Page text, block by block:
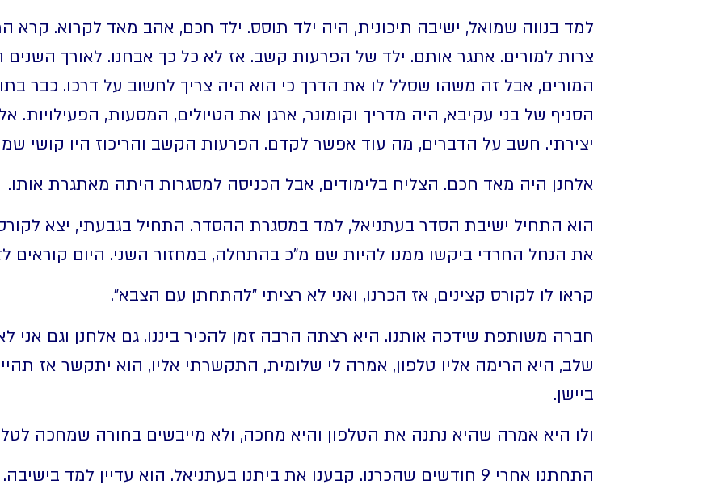
למד בנווה שמואל, ישיבה תיכונית, היה ילד תוסס. ילד חכם, אהב מאד לקרוא. קרא
צרות למורים. אתגר אותם. ילד של הפרעות קשב. אז לא כל כך אבחנו. לאורך השנים
המורים, אבל זה משהו שסלל לו את הדרך כי הוא היה צריך לחשוב על דרכו. כבר
הסניף של בני עקיבא, היה מדריך וקומונר, ארגן את הטיולים, המסעות, הפעילויות.
יצירתי. חשב על הדברים, מה עוד אפשר לקדם. הפרעות הקשב והריכוז היו קושי
אלחנן היה מאד חכם. הצליח בלימודים, אבל הכניסה למסגרות היתה מאתגרת אותו.
הוא התחיל ישיבת הסדר בעתניאל, למד במסגרת ההסדר. התחיל בגבעתי, יצא
את הנחל החרדי ביקשו ממנו להיות שם מ"כ בהתחלה, במחזור השני. היום קוראים
קראו לו לקורס קצינים, אז הכרנו, ואני לא רציתי "להתחתן עם הצבא".
חברה משותפת שידכה אותנו. היא רצתה הרבה זמן להכיר ביננו. גם אלחנן וגם אני
שלב, היא הרימה אליו טלפון, אמרה לי שלומית, התקשרתי אליו, הוא יתקשר אז
ביישן.
ולו היא אמרה שהיא נתנה את הטלפון והיא מחכה, ולא מייבשים בחורה שמחכה
התחתנו אחרי 9 חודשים שהכרנו. קבענו את ביתנו בעתניאל. הוא עדיין למד